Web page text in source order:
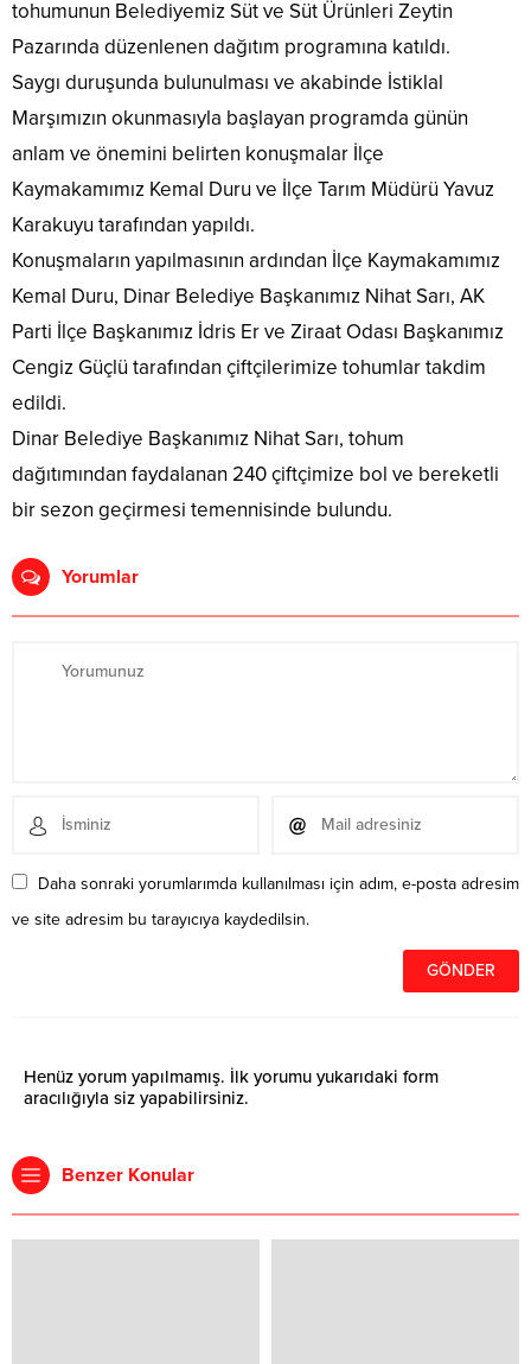
tohumunun Belediyemiz Süt ve Süt Ürünleri Zeytin
Pazarında düzenlenen dağıtım programına katıldı.
Saygı duruşunda bulunulması ve akabinde İstiklal
Marşımızın okunmasıyla başlayan programda günün
anlam ve önemini belirten konuşmalar İlçe
Kaymakamımız Kemal Duru ve İlçe Tarım Müdürü Yavuz
Karakuyu tarafından yapıldı.
Konuşmaların yapılmasının ardından İlçe Kaymakamımız
Kemal Duru, Dinar Belediye Başkanımız Nihat Sarı, AK
Parti İlçe Başkanımız İdris Er ve Ziraat Odası Başkanımız
Cengiz Güçlü tarafından çiftçilerimize tohumlar takdim
edildi.
Dinar Belediye Başkanımız Nihat Sarı, tohum
dağıtımından faydalanan 240 çiftçimize bol ve bereketli
bir sezon geçirmesi temennisinde bulundu.
Yorumlar
Daha sonraki yorumlarımda kullanılması için adım, e-posta adresim
ve site adresim bu tarayıcıya kaydedilsin.
Henüz yorum yapılmamış. İlk yorumu yukarıdaki form
aracılığıyla siz yapabilirsiniz.
Benzer Konular